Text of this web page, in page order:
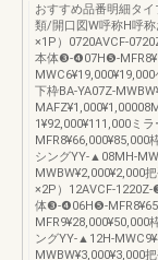
おすすめ品番明細タ
類/開口図W呼称H呼
×1P）0720AVCF-
本体❸-❹07H❺-
下枠BA-YA07Z-
1¥92,000¥111,000ミ
MFR8¥66,000¥85,000
シングYY-▲08MH-
MWBW¥2,000¥2,000
×2P）12AVCF-
体❸-❹06H❺-
MFR9¥28,000¥50,000
ングYY-▲12H-
MWBW¥3,000¥3,000